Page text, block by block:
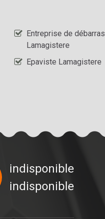
Entreprise de débarras
Lamagistere
Epaviste Lamagistere
indisponible
indisponible